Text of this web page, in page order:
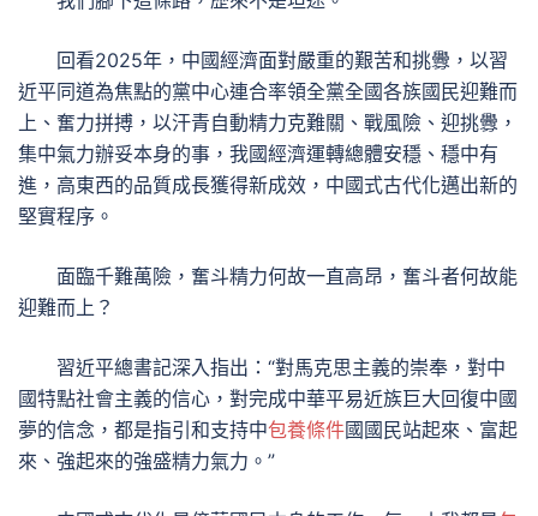
回看2025年，中國經濟面對嚴重的艱苦和挑釁，以習
近平同道為焦點的黨中心連合率領全黨全國各族國民迎難而
上、奮力拼搏，以汗青自動精力克難關、戰風險、迎挑釁，
集中氣力辦妥本身的事，我國經濟運轉總體安穩、穩中有
進，高東西的品質成長獲得新成效，中國式古代化邁出新的
堅實程序。
面臨千難萬險，奮斗精力何故一直高昂，奮斗者何故能
迎難而上？
習近平總書記深入指出：“對馬克思主義的崇奉，對中
國特點社會主義的信心，對完成中華平易近族巨大回復中國
夢的信念，都是指引和支持中包養條件國國民站起來、富起
來、強起來的強盛精力氣力。”